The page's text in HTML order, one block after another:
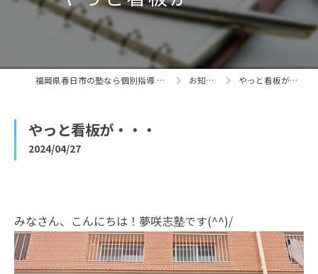
福岡県春日市の塾なら個別指導 夢咲志塾 お知らせ やっと看板が・・・
やっと看板が・・・
2024/04/27
みなさん、こんにちは！夢咲志塾です(^^)/